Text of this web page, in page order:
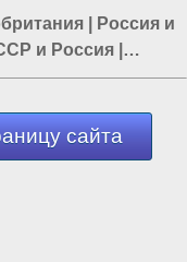
Россия и
и Россия
сайта